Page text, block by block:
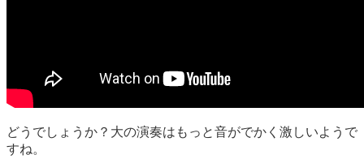
どうでしょうか？大の演奏はもっと音がでかく激しいようで
すね。